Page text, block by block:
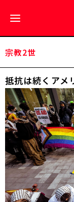
宗教2世
抵抗は続く――ア